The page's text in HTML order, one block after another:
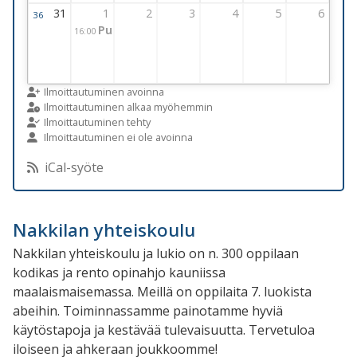
36
Viikko 36
31
31 August 2026 Thursday
1
1 September 2026 Thursday
16:00 Puttonen varaus/Väylävirasto ja kunta
2
3
4
5
6
Ilmoittautuminen avoinna
Ilmoittautuminen alkaa myöhemmin
Ilmoittautuminen tehty
Ilmoittautuminen ei ole avoinna
iCal-syöte
Nakkilan yhteiskoulu
Nakkilan yhteiskoulu ja lukio on n. 300 oppilaan
kodikas ja rento opinahjo kauniissa
maalaismaisemassa. Meillä on oppilaita 7. luokista
abeihin. Toiminnassamme painotamme hyviä
käytöstapoja ja kestävää tulevaisuutta. Tervetuloa
iloiseen ja ahkeraan joukkoomme!